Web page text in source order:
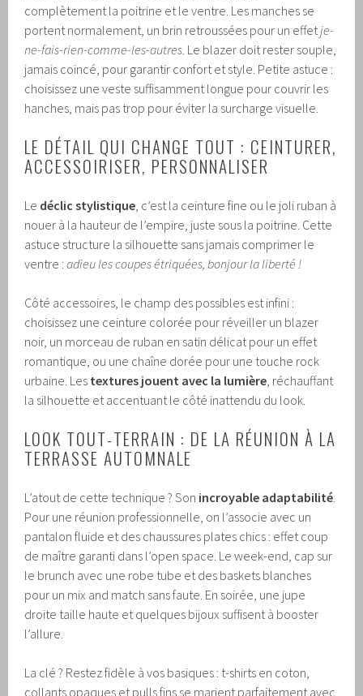
complètement la poitrine et le ventre. Les manches se
portent normalement, un brin retroussées pour un effet je-
ne-fais-rien-comme-les-autres . Le blazer doit rester souple,
jamais coincé, pour garantir confort et style. Petite astuce :
choisissez une veste suffisamment longue pour couvrir les
hanches, mais pas trop pour éviter la surcharge visuelle.
LE DÉTAIL QUI CHANGE TOUT : CEINTURER,
ACCESSOIRISER, PERSONNALISER
Le déclic stylistique , c’est la ceinture fine ou le joli ruban à
nouer à la hauteur de l’empire, juste sous la poitrine. Cette
astuce structure la silhouette sans jamais comprimer le
ventre :adieu les coupes étriquées, bonjour la liberté !
Côté accessoires, le champ des possibles est infini :
choisissez une ceinture colorée pour réveiller un blazer
noir, un morceau de ruban en satin délicat pour un effet
romantique, ou une chaîne dorée pour une touche rock
urbaine. Les textures jouent avec la lumière , réchauffant
la silhouette et accentuant le côté inattendu du look.
LOOK TOUT-TERRAIN : DE LA RÉUNION À LA
TERRASSE AUTOMNALE
L’atout de cette technique ? Son incroyable adaptabilité
Pour une réunion professionnelle, on l’associe avec un
pantalon fluide et des chaussures plates chics : effet coup
de maître garanti dans l’open space. Le week-end, cap sur
le brunch avec une robe tube et des baskets blanches
pour un mix and match sans faute. En soirée, une jupe
droite taille haute et quelques bijoux suffisent à booster
l’allure.
La clé ? Restez fidèle à vos basiques : t-shirts en coton,
collants opaques et pulls fins se marient parfaitement avec